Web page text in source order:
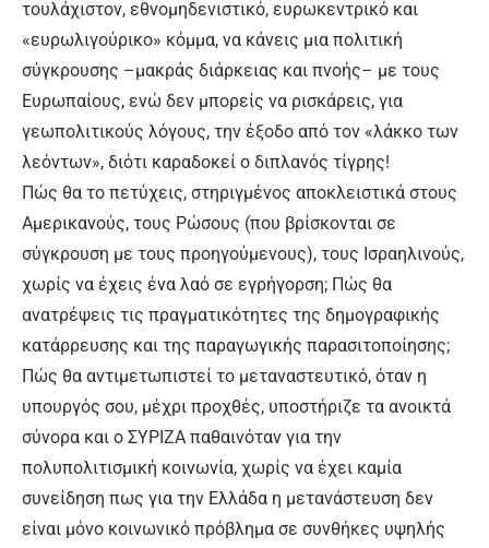
τουλάχιστον, εθνομηδενιστικό, ευρωκεντρικό και
«ευρωλιγούρικο» κόμμα, να κάνεις μια πολιτική
σύγκρουσης –μακράς διάρκειας και πνοής– με τους
Ευρωπαίους, ενώ δεν μπορείς να ρισκάρεις, για
γεωπολιτικούς λόγους, την έξοδο από τον «λάκκο των
λεόντων», διότι καραδοκεί ο διπλανός τίγρης!
Πώς θα το πετύχεις, στηριγμένος αποκλειστικά στους
Αμερικανούς, τους Ρώσους (που βρίσκονται σε
σύγκρουση με τους προηγούμενους), τους Ισραηλινούς,
χωρίς να έχεις ένα λαό σε εγρήγορση; Πώς θα
ανατρέψεις τις πραγματικότητες της δημογραφικής
κατάρρευσης και της παραγωγικής παρασιτοποίησης;
Πώς θα αντιμετωπιστεί το μεταναστευτικό, όταν η
υπουργός σου, μέχρι προχθές, υποστήριζε τα ανοικτά
σύνορα και ο ΣΥΡΙΖΑ παθαινόταν για την
πολυπολιτισμική κοινωνία, χωρίς να έχει καμία
συνείδηση πως για την Ελλάδα η μετανάστευση δεν
είναι μόνο κοινωνικό πρόβλημα σε συνθήκες υψηλής